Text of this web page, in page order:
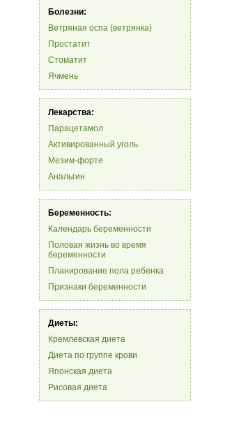
Болезни:
Ветряная оспа (ветрянка)
Простатит
Стоматит
Ячмень
Лекарства:
Парацетамол
Активированный уголь
Мезим-форте
Анальгин
Беременность:
Календарь беременности
Половая жизнь во время
беременности
Планирование пола ребенка
Признаки беременности
Диеты:
Кремлевская диета
Диета по группе крови
Японская диета
Рисовая диета